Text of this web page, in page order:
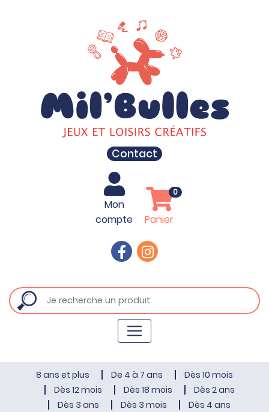
Contact
Mon
compte
Panier
0
8 ans et plus De 4 à 7 ans
Dès 10 mois
Dès 12 mois
Dès 18 mois
Dès 2 ans
Dès 3 ans
Dès 3 mois
Dès 4 ans